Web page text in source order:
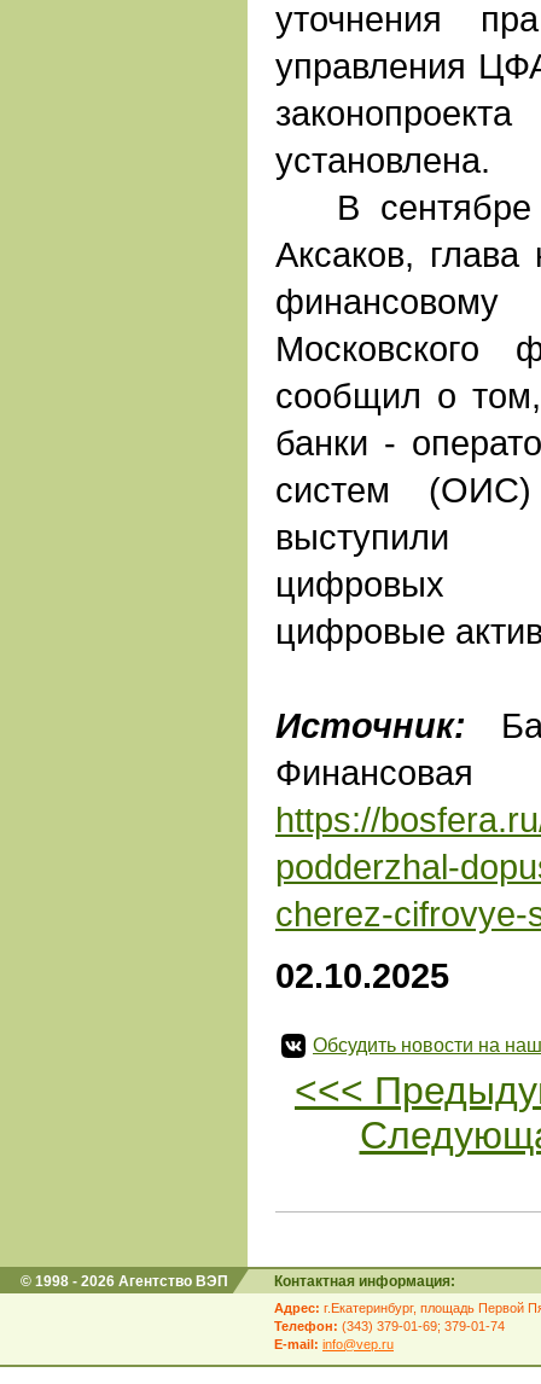
уточнения
управления
установлена.
В сентябре
Аксаков,
Московского
сообщил о
банки -
систем
выступили
цифровых
цифровые
Источник:
https://
podderzhal-
cherez-cifrovye-
02.10.2025
Обсудить новости на
<<<
© 1998 - 2026 Агентство ВЭП Контактная информация:
Адрес: г.Екатеринбург, площадь Первой
Телефон: (343) 379-01-69; 379-01-74
E-mail: info@vep.ru